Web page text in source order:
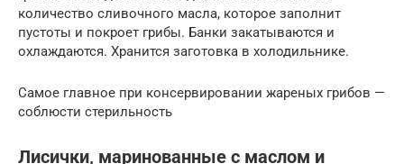
количество сливочного масла, которое заполнит
пустоты и покроет грибы. Банки закатываются и
охлаждаются. Хранится заготовка в холодильнике.
Самое главное при консервировании жареных грибов —
соблюсти стерильность
Лисички, маринованные с маслом и